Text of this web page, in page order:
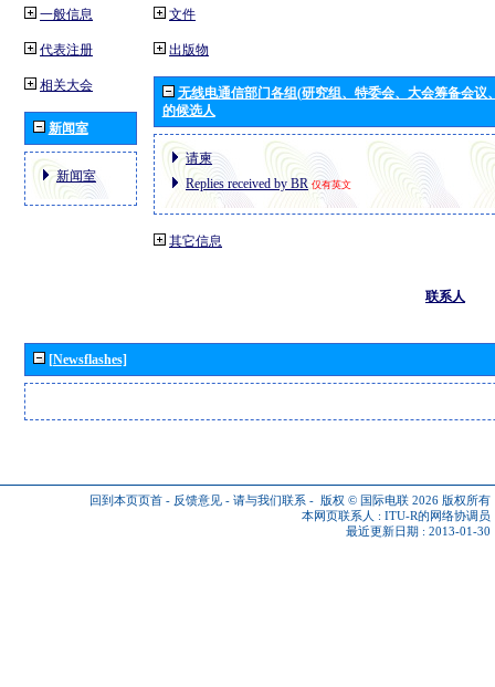
一般信息
代表注册
相关大会
新闻室
新闻室
文件
出版物
无线电通信部门各组(研究组、特委会、大会筹备会议
的候选人
请柬
Replies received by BR 仅有英文
其它信息
联系人
[Newsflashes]
回到本页页首 - 反馈意见 - 请与我们联系 - 版权 © 国际电联 2026 版权所有
本网页联系人 : ITU-R的网络协调员
最近更新日期 : 2013-01-30